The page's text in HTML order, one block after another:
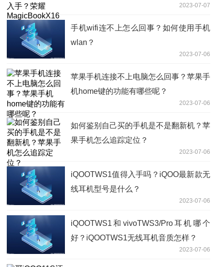
2023-07-07
手机wifi连不上怎么回事？如何使用手机
wlan？
2023-07-06
苹果手机连接不上电脑怎么回事？苹果手
机home键的功能有哪些呢？
2023-07-06
如何鉴别自己买的手机是不是翻新机？苹
果手机怎么追踪定位？
2023-07-06
iQOOTWS1值得入手吗？iQOO最新款无
线耳机型号是什么？
2023-07-06
iQOOTWS1和vivoTWS3/Pro耳机哪个
好？iQOOTWS1无线耳机音质怎样？
2023-07-06